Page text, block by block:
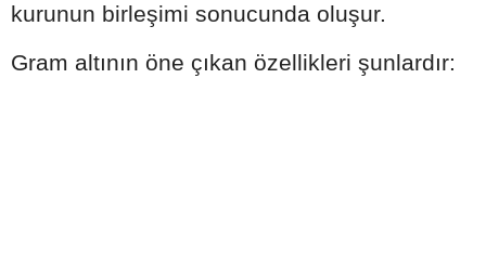
kurunun birleşimi sonucunda oluşur.
Gram altının öne çıkan özellikleri şunlardır: